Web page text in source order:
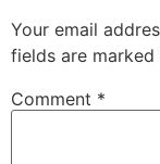
Your email
fields are marked
Comment *